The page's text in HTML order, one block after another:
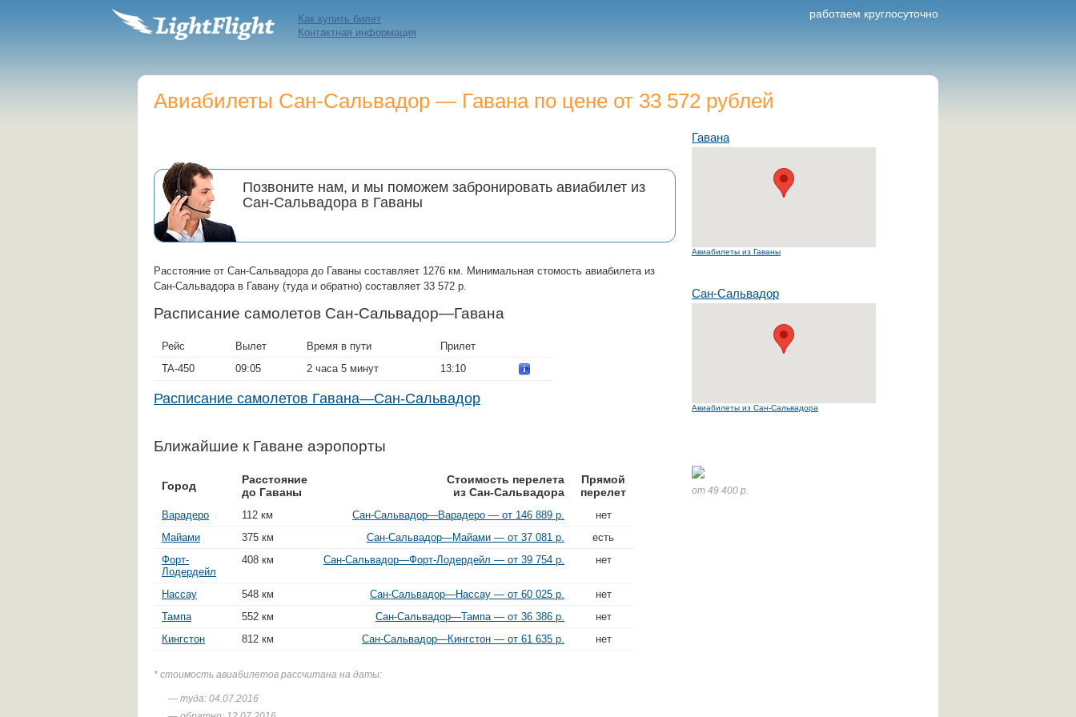
работаем круглосуточно
Как купить билет
Контактная информация
Авиабилеты Сан-Сальвадор — Гавана по цене от 33 572 рублей
Позвоните нам, и мы поможем забронировать авиабилет из
Сан-Сальвадора в Гаваны
Расстояние от Сан-Сальвадора до Гаваны составляет 1276 км. Минимальная стомость авиабилета из
Сан-Сальвадора в Гавану (туда и обратно) составляет 33 572 р.
Расписание самолетов Сан-Сальвадор—Гавана
Рейс Вылет Время в пути
Прилет
TA-450
09:05 2 часа 5 минут 13:10
Расписание самолетов Гавана—Сан-Сальвадор
Ближайшие к Гаване аэропорты
Город
Расстояние
до Гаваны
Стоимость перелета
из Сан-Сальвадора
Прямой
перелет
Варадеро 112 км Сан-Сальвадор—Варадеро — от 146 889 р.
нет
Майами
375 км Сан-Сальвадор—Майами — от 37 081 р.
есть
Форт-
Лодердейл
408 км Сан-Сальвадор—Форт-Лодердейл — от 39 754 р. нет
Нассау 548 км Сан-Сальвадор—Нассау — от 60 025 р.
нет
Тампа
552 км Сан-Сальвадор—Тампа — от 36 386 р.
нет
Кингстон
812 км Сан-Сальвадор—Кингстон — от 61 635 р. нет
* стоимость авиабилетов рассчитана на даты:
— туда: 04.07.2016
Гавана
Авиабилеты из Гаваны
Сан-Сальвадор
Авиабилеты из Сан-Сальвадора
от 49 400 р.